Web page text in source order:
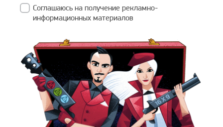
Соглашаюсь на получение рекламно-
информационных материалов